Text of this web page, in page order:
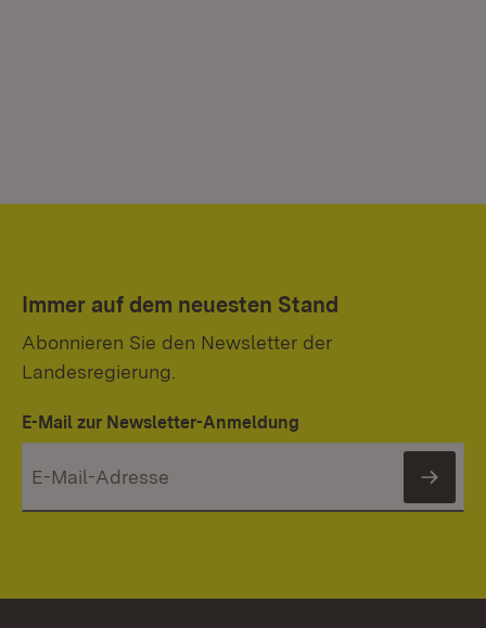
Immer auf dem neuesten Stand
Abonnieren Sie den Newsletter der
Landesregierung.
E-Mail zur Newsletter-Anmeldung